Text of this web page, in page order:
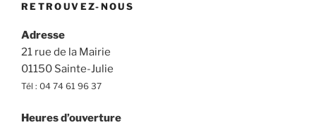
RETROUVEZ-NOUS
Adresse
21 rue de la Mairie
01150 Sainte-Julie
Tél : 04 74 61 96 37
Heures d’ouverture